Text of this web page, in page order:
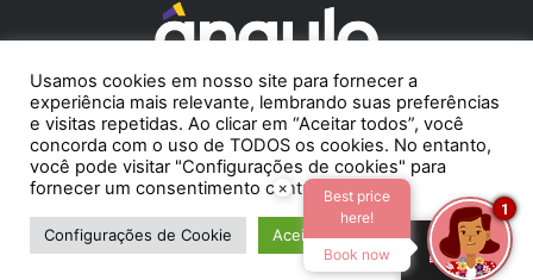
Usamos cookies em nosso site para fornecer a
experiência mais relevante, lembrando suas preferências
e visitas repetidas. Ao clicar em “Aceitar todos”, você
concorda com o uso de TODOS os cookies. No entanto,
você pode visitar "Configurações de cookies" para
fornecer um consentimento controlado.
Configurações de Cookie Aceitar todos
×
Best price
here!
Book now
1